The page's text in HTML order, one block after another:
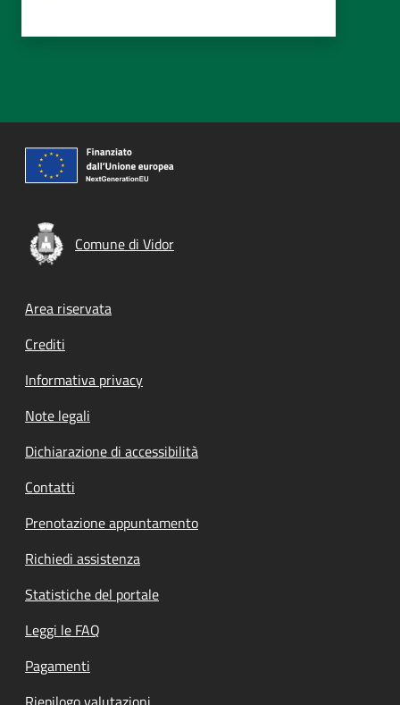
Comune di Vidor
Footer menu
Area riservata
Crediti
Informativa privacy
Note legali
Dichiarazione di accessibilità
Contatti
Prenotazione appuntamento
Richiedi assistenza
Statistiche del portale
Leggi le FAQ
Pagamenti